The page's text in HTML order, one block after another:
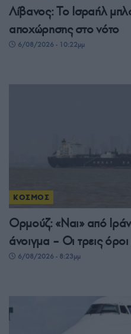
Λίβανος: Το Ισραήλ
αποχώρησης στο νότο
6/08/2026 - 10:22μμ
ΚΟΣΜΟΣ
Ορμούζ: «Ναι» από
άνοιγμα – Οι τρεις
6/08/2026 - 8:23μμ